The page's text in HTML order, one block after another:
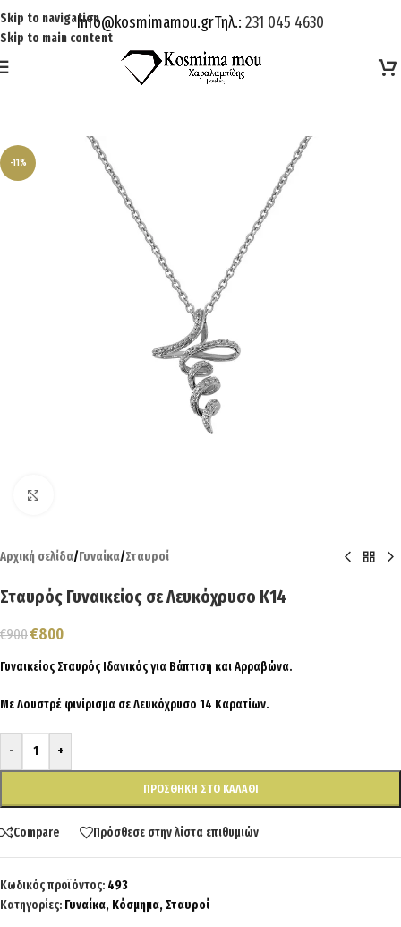
Skip to navigation
Skip to main content
Info@kosmimamou.grΤηλ.: 231 045 4630
-11%
Αρχική σελίδα/Γυναίκα/Σταυροί
Σταυρός Γυναικείος σε Λευκόχρυσο Κ14
€900€800
Γυναικείος Σταυρός Ιδανικός για Βάπτιση και Αρραβώνα.
Με Λουστρέ φινίρισμα σε Λευκόχρυσο 14 Καρατίων.
- +
ΠΡΟΣΘΉΚΗ ΣΤΟ ΚΑΛΆΘΙ
Compare Πρόσθεσε στην λίστα επιθυμιών
Κωδικός προϊόντος: 493
Κατηγορίες: Γυναίκα, Κόσμημα, Σταυροί